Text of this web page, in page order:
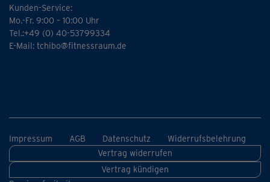
Kunden-Service:
Mo.-Fr. 9:00 – 10:00 Uhr
Tel.:+49 (0) 40-53799334
E-Mail: tchibo@fitnessraum.de
Impressum AGB Datenschutz
Widerrufsbelehrung
Vertrag widerrufen
Vertrag kündigen